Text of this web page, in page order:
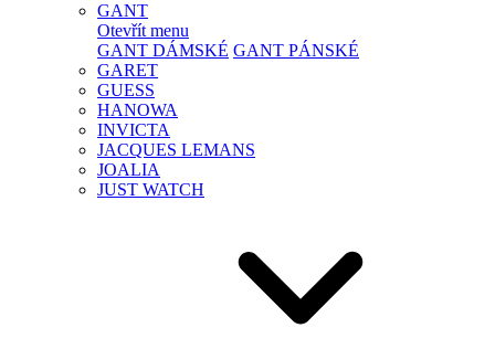
GANT
Otevřít menu
GANT DÁMSKÉ GANT PÁNSKÉ
GARET
GUESS
HANOWA
INVICTA
JACQUES LEMANS
JOALIA
JUST WATCH